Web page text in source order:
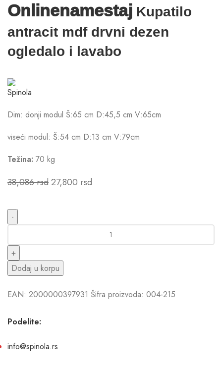
Onlinenamestaj Kupatilo
antracit mdf drvni dezen
ogledalo i lavabo
Dim: donji modul Š:65 cm D:45,5 cm V:65cm
viseći modul: Š:54 cm D:13 cm V:79cm
Težina: 70 kg
38,086rsd27,800 rsd
Dodaj u korpu
EAN: 2000000397931 Šifra proizvoda: 004-215
Podelite:
info@spinola.rs